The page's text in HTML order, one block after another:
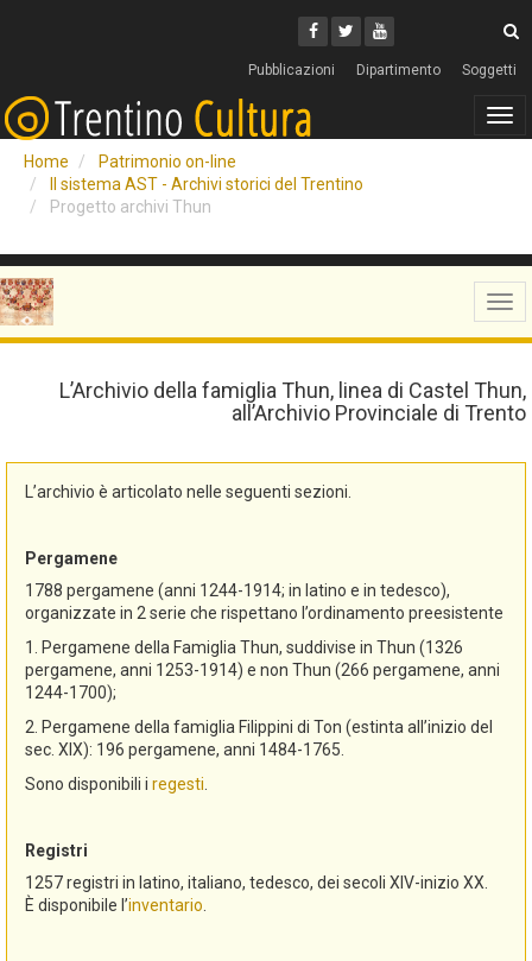
Facebook
Twitter
Youtube
Pubblicazioni Dipartimento Soggetti
Home
Patrimonio on-line
Il sistema AST - Archivi storici del Trentino
Progetto archivi Thun
L’Archivio della famiglia Thun, linea di Castel Thun,
all’Archivio Provinciale di Trento
L’archivio è articolato nelle seguenti sezioni.
Pergamene
1788 pergamene (anni 1244-1914; in latino e in tedesco),
organizzate in 2 serie che rispettano l’ordinamento preesistente
1. Pergamene della Famiglia Thun, suddivise in Thun (1326
pergamene, anni 1253-1914) e non Thun (266 pergamene, anni
1244-1700);
2. Pergamene della famiglia Filippini di Ton (estinta all’inizio del
sec. XIX): 196 pergamene, anni 1484-1765.
Sono disponibili i regesti
Registri
1257 registri in latino, italiano, tedesco, dei secoli XIV-inizio XX.
È disponibile l’inventario